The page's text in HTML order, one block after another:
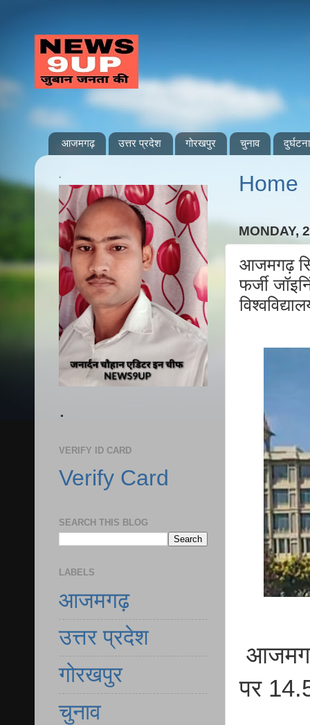
आजमगढ़ उत्तर प्रदेश गोरखपुर चुनाव दुर्घटना
Home
MONDAY,
आजमगढ़
फर्जी
आजमगढ़
पर
.
.
VERIFY ID CARD
Verify Card
SEARCH THIS BLOG
LABELS
आजमगढ़
उत्तर प्रदेश
गोरखपुर
चुनाव